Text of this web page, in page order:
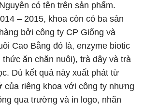
có tên trên sản phẩm.
– 2015, khoa còn có ba sản
bởi công ty CP Giống và
Cao Bằng đó là, enzyme biotic
ăn chăn nuôi), trà dây và trà
Dù kết quả này xuất phát từ
của riêng khoa với công ty nhưng
qua trường và in logo, nhãn